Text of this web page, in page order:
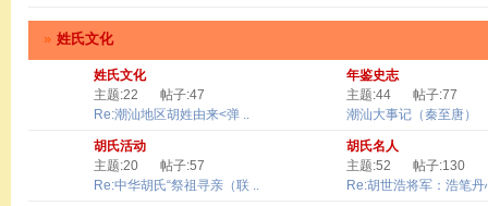
» 姓氏文化
姓氏文化
主题:22
帖子:47
Re:潮汕地区胡姓由来<弹 ..
年鉴史志
主题:44
帖子:77
潮汕大事记（秦至唐）
胡氏活动
主题:20
帖子:57
Re:中华胡氏“祭祖寻亲（联 ..
胡氏名人
主题:52
帖子:130
Re:胡世浩将军：浩笔丹